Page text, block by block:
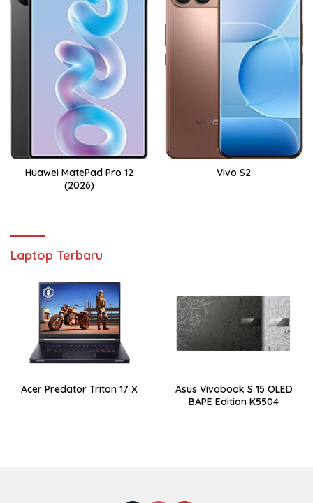
Huawei MatePad Pro 12
(2026)
Vivo S2
Laptop Terbaru
Acer Predator Triton 17 X
Asus Vivobook S 15 OLED
BAPE Edition K5504